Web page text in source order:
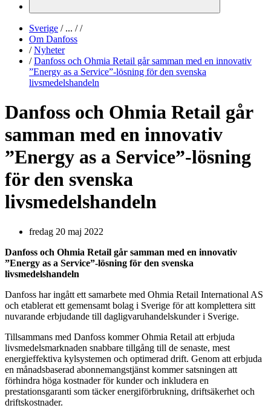
Sverige /... / /
Om Danfoss
/ Nyheter
/ Danfoss och Ohmia Retail går samman med en innovativ
”Energy as a Service”-lösning för den svenska
livsmedelshandeln
Danfoss och Ohmia Retail går
samman med en innovativ
”Energy as a Service”-lösning
för den svenska
livsmedelshandeln
fredag 20 maj 2022
Danfoss och Ohmia Retail går samman med en innovativ
”Energy as a Service”-lösning för den svenska
livsmedelshandeln
Danfoss har ingått ett samarbete med Ohmia Retail International AS
och etablerat ett gemensamt bolag i Sverige för att komplettera sitt
nuvarande erbjudande till dagligvaruhandelskunder i Sverige.
Tillsammans med Danfoss kommer Ohmia Retail att erbjuda
livsmedelsmarknaden snabbare tillgång till de senaste, mest
energieffektiva kylsystemen och optimerad drift. Genom att erbjuda
en månadsbaserad abonnemangstjänst kommer satsningen att
förhindra höga kostnader för kunder och inkludera en
prestationsgaranti som täcker energiförbrukning, driftsäkerhet och
driftskostnader.